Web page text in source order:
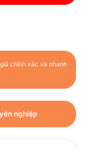
chính xác và nhanh
nghiệp